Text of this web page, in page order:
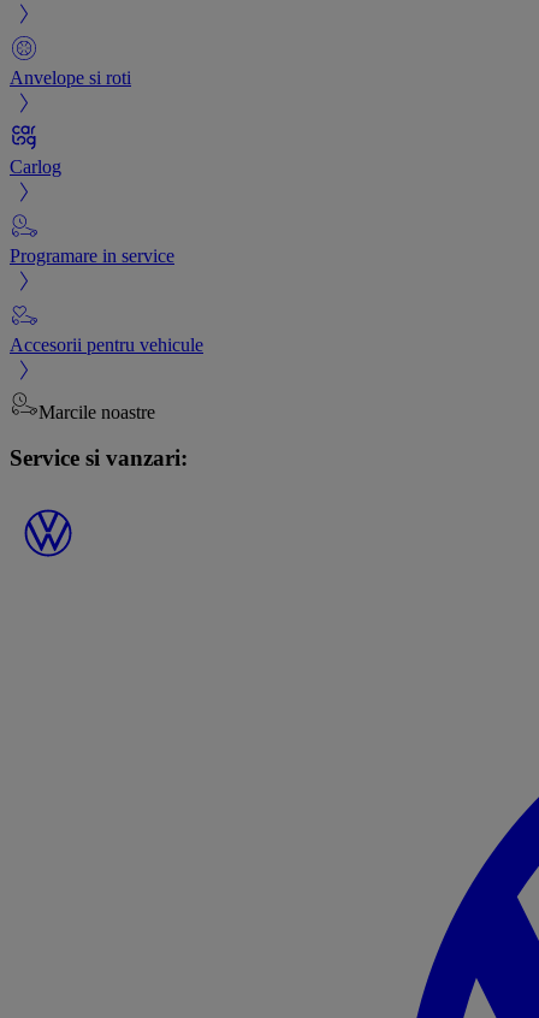
Anvelope si roti
Carlog
Programare in service
Accesorii pentru vehicule
Marcile noastre
Service si vanzari: